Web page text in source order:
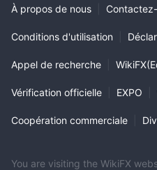
À propos de nous
Conditions d'utilisation
Appel de recherche
Vérification officielle EXPO
Coopération commerciale
You are visiting the WikiFX